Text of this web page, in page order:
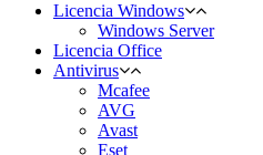
Licencia Windows
Windows Server
Licencia Office
Antivirus
Mcafee
AVG
Avast
Eset